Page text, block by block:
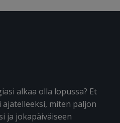
alkaa olla lopussa? Et
miten paljon
ja jokapäiväiseen